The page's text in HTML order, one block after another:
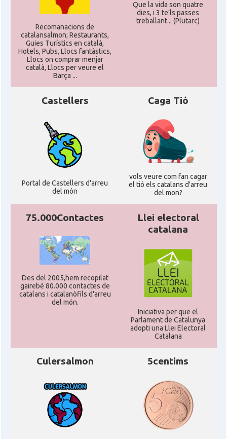
Recomanacions de
catalansalmon; Restaurants,
Guies Turístics en català,
Hotels, Pubs, Llocs fantàstics,
Llocs on comprar menjar
català, Llocs per veure el
Barça ...
Que la vida son quatre
dies, i 3 te'ls passes
treballant... (Plutarc)
Castellers
Portal de Castellers d'arreu
del món
Caga Tió
vols veure com fan cagar
el tió els catalans d'arreu
del mon?
75.000Contactes
Des del 2005,hem recopilat
gairebé 80.000 contactes de
catalans i catalanòfils d'arreu
del món.
Llei electoral
catalana
Iniciativa per que el
Parlament de Catalunya
adopti una Llei Electoral
Catalana
Culersalmon 5centims